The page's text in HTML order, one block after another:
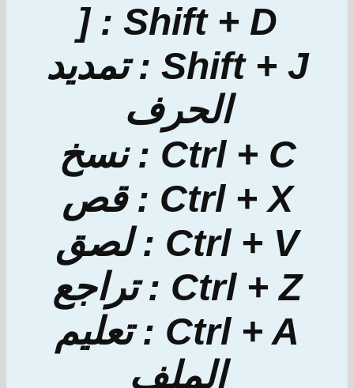
Shift + D : [
Shift + J : تمديد
الحرف
Ctrl + C : نسخ
Ctrl + X : قص
Ctrl + V : لصق
Ctrl + Z : تراجع
Ctrl + A : تعليم
الملف